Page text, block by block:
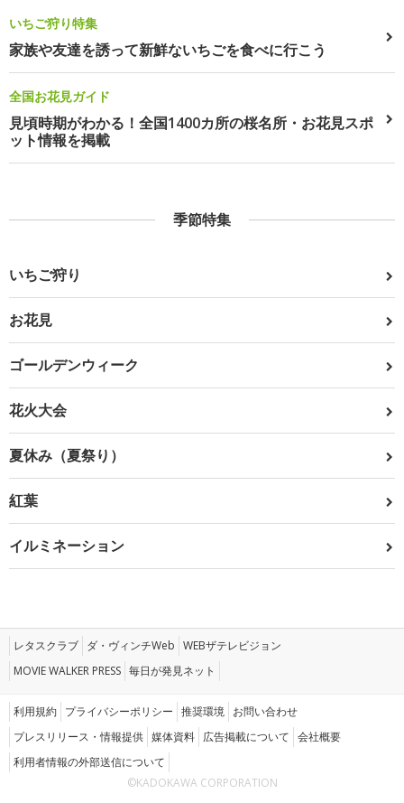
いちご狩り特集
家族や友達を誘って新鮮ないちごを食べに行こう
全国お花見ガイド
見頃時期がわかる！全国1400カ所の桜名所・お花見スポ
ット情報を掲載
季節特集
いちご狩り
お花見
ゴールデンウィーク
花火大会
夏休み（夏祭り）
紅葉
イルミネーション
レタスクラブ ダ・ヴィンチWeb WEBザテレビジョン
MOVIE WALKER PRESS 毎日が発見ネット
利用規約 プライバシーポリシー 推奨環境 お問い合わせ
プレスリリース・情報提供 媒体資料 広告掲載について 会社概要
利用者情報の外部送信について
©KADOKAWA CORPORATION